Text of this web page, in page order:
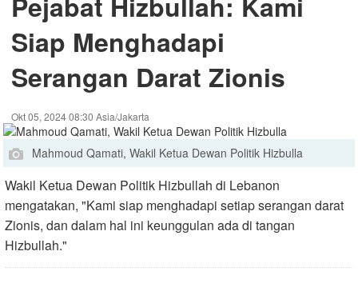
Siap Menghadapi
Serangan Darat Zionis
Okt 05, 2024 08:30 Asia/Jakarta
Mahmoud Qamati, Wakil Ketua Dewan Politik Hizbulla
Wakil Ketua Dewan Politik Hizbullah di Lebanon
mengatakan, "Kami siap menghadapi setiap serangan darat
Zionis, dan dalam hal ini keunggulan ada di tangan
Hizbullah."